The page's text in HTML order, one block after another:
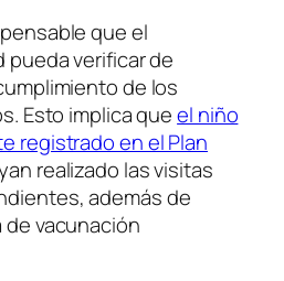
que el
pueda verificar de
de los
Esto implica queel niño
registrado en el Plan
realizado las visitas
además de
vacunación